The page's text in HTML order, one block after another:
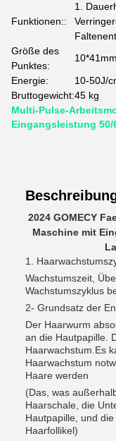
Funktionen::
1.
Größe des
Punktes:
Energie:
10-50J/
Bruttogewicht:45 kg
Multi-Pulse-
Eingangsleistung 50/
2024 GOMECY
Maschine mit
1.
Wachstumszeit,
Wachstumszyklus
2- Grundsatz der
Der Haarwurm
an die Hautpapille.
Haarwachstum.Es
Haarwachstum
Haare werden
(Das, was
Haarschale, die
Hautpapille, und
Haarfollikel)